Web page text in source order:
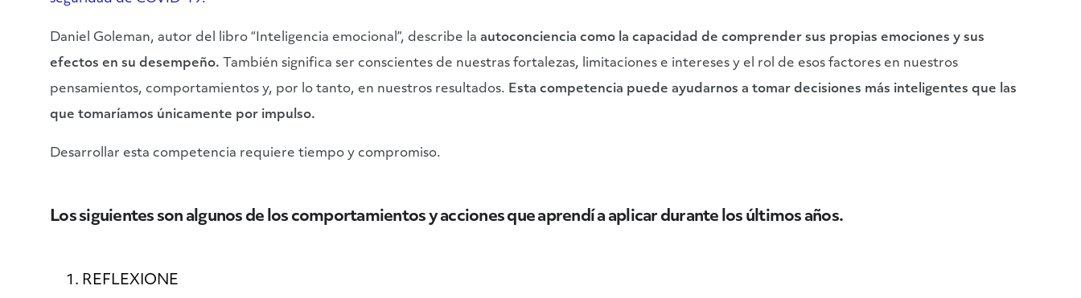
Daniel Goleman, autor del libro “Inteligencia emocional”, describe la autoconciencia como la capacidad de comprender sus propias emociones y sus
efectos en su desempeño. También significa ser conscientes de nuestras fortalezas, limitaciones e intereses y el rol de esos factores en nuestros
pensamientos, comportamientos y, por lo tanto, en nuestros resultados. Esta competencia puede ayudarnos a tomar decisiones más inteligentes que las
que tomaríamos únicamente por impulso.
Desarrollar esta competencia requiere tiempo y compromiso.
Los siguientes son algunos de los comportamientos y acciones que aprendí a aplicar durante los últimos años.
REFLEXIONE